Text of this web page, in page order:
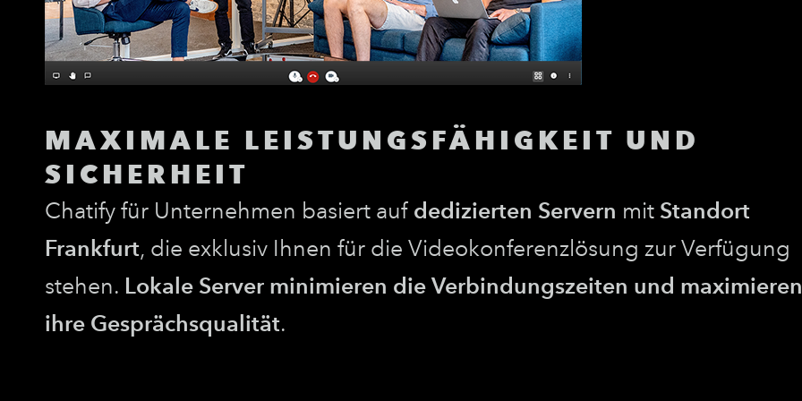
MAXIMALE LEISTUNGSFÄHIGKEIT UND
SICHERHEIT
Chatify für Unternehmen basiert auf dedizierten Servern mit Standort
Frankfurt, die exklusiv Ihnen für die Videokonferenzlösung zur Verfügung
stehen. Lokale Server minimieren die Verbindungszeiten und
ihre Gesprächsqualität.